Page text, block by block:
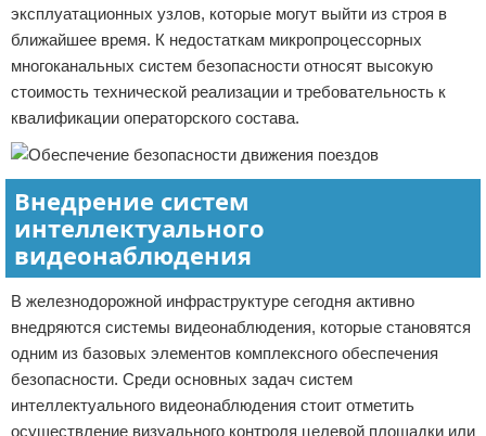
эксплуатационных узлов, которые могут выйти из строя в
ближайшее время. К недостаткам микропроцессорных
многоканальных систем безопасности относят высокую
стоимость технической реализации и требовательность к
квалификации операторского состава.
Внедрение систем
интеллектуального
видеонаблюдения
В железнодорожной инфраструктуре сегодня активно
внедряются системы видеонаблюдения, которые становятся
одним из базовых элементов комплексного обеспечения
безопасности. Среди основных задач систем
интеллектуального видеонаблюдения стоит отметить
осуществление визуального контроля целевой площадки или